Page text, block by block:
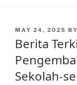
POSTED
MAY 24, 2025 BY
Berita
Sekolah-